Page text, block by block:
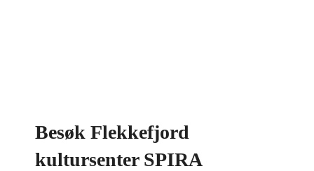
Besøk Flekkefjord
kultursenter SPIRA